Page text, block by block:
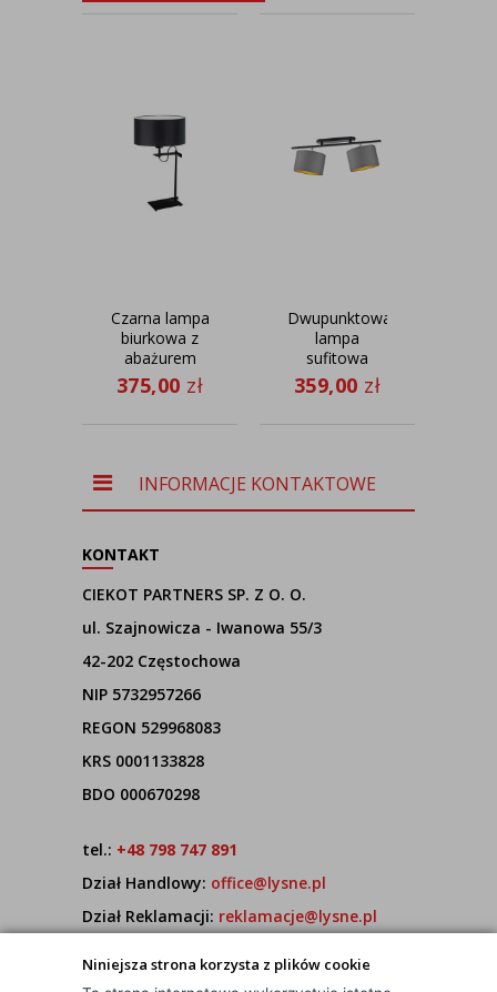
Niniejsza strona korzysta z plików cookie
Czarna lampa
biurkowa z
abażurem
ALASKA
375,00 zł
Dwupunktowa
lampa
sufitowa
CHILE GOLD
359,00 zł
INFORMACJE KONTAKTOWE
KONTAKT
CIEKOT PARTNERS SP. Z O. O.
ul. Szajnowicza - Iwanowa 55/3
42-202 Częstochowa
NIP 5732957266
REGON 529968083
KRS 0001133828
BDO 000670298
tel.: +48 798 747 891
Dział Handlowy: office@lysne.pl
Dział Reklamacji: reklamacje@lysne.pl
7:00 - 15:00